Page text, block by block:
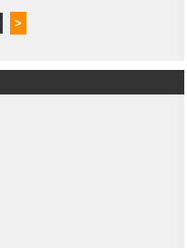
>